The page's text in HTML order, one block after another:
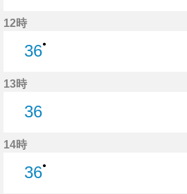
12時
36●
13時
36
14時
36●